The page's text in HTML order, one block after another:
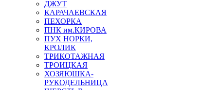
ДЖУТ
КАРАЧАЕВСКАЯ
ПЕХОРКА
ПНК им.КИРОВА
ПУХ НОРКИ,
КРОЛИК
ТРИКОТАЖНАЯ
ТРОИЦКАЯ
ХОЗЯЮШКА-
РУКОДЕЛЬНИЦА